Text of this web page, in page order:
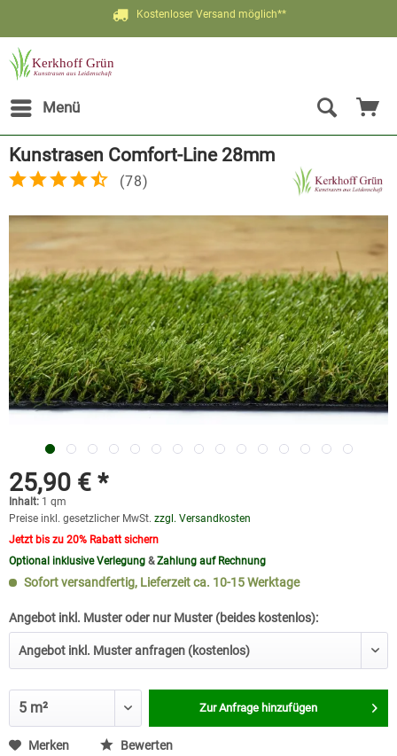
Jetzt bis zu 20% Rabatt sichern
Kostenloser Versand möglich**
Menü
Kunstrasen Comfort-Line 28mm
(78)
25,90 € *
Inhalt: 1 qm
Preise inkl. gesetzlicher MwSt. zzgl. Versandkosten
Jetzt bis zu 20% Rabatt sichern
Optional inklusive Verlegung &Zahlung auf Rechnung
Sofort versandfertig, Lieferzeit ca. 10-15 Werktage
Angebot inkl. Muster oder nur Muster (beides kostenlos):
Zur Anfrage hinzufügen
Merken Bewerten